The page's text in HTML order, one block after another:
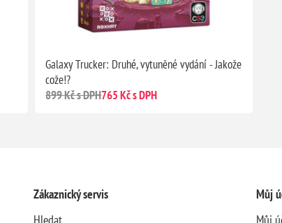
Galaxy Trucker: Druhé, vytuněné vydání - Jakože
cože!?
899 Kč s DPH765 Kč s DPH
Zákaznický servis
Hledat
Můj
Můj